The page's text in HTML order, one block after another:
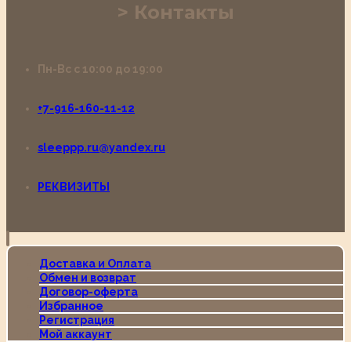
Контакты
Пн-Вс с 10:00 до 19:00
+7-916-160-11-12
sleeppp.ru@yandex.ru
РЕКВИЗИТЫ
Доставка и Оплата
Обмен и возврат
Договор-оферта
Избранное
Регистрация
Мой аккаунт